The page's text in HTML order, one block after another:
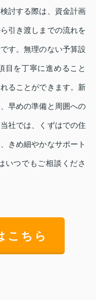
討する際は、資金計画
引き渡しまでの流れを
す。無理のない予算設
目を丁寧に進めること
ることができます。新
早めの準備と周囲への
社では、くずはでの住
きめ細やかなサポート
いつでもご相談くださ
こちら